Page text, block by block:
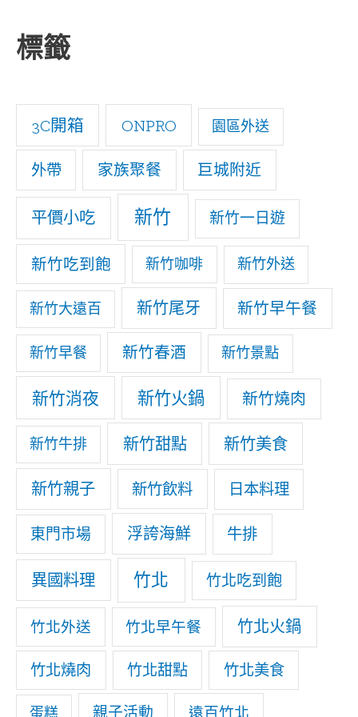
c
o
:
標籤
3C開箱 ONPRO 園區外送
外帶 家族聚餐 巨城附近
平價小吃 新竹 新竹一日遊
新竹吃到飽 新竹咖啡 新竹外送
新竹大遠百 新竹尾牙 新竹早午餐
新竹早餐 新竹春酒 新竹景點
新竹消夜 新竹火鍋 新竹燒肉
新竹牛排 新竹甜點 新竹美食
新竹親子 新竹飲料 日本料理
東門市場 浮誇海鮮 牛排
異國料理 竹北 竹北吃到飽
竹北外送 竹北早午餐 竹北火鍋
竹北燒肉 竹北甜點 竹北美食
蛋糕 親子活動 遠百竹北